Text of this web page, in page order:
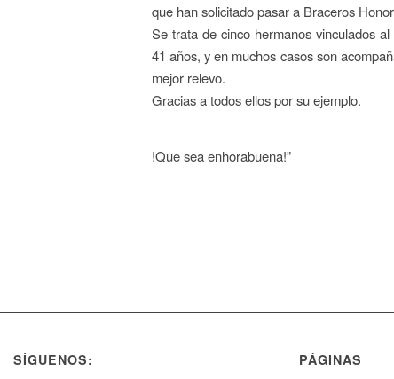
que han solicitado pasar a Braceros
Se trata de cinco hermanos vinculados
41 años, y en muchos casos son
mejor relevo.
Gracias a todos ellos por su ejemplo.
!Que sea enhorabuena!”
SÍGUENOS: PÁGINAS